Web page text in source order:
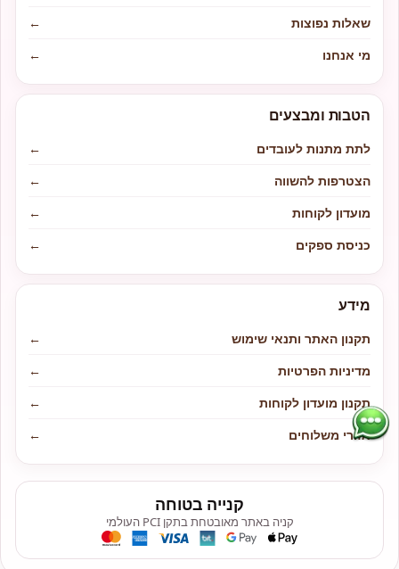
שאלות נפוצות
←
מי אנחנו
←
הטבות ומבצעים
לתת מתנות לעובדים
←
הצטרפות להשווה
←
מועדון לקוחות
←
כניסת ספקים
←
מידע
תקנון האתר ותנאי שימוש
←
מדיניות הפרטיות
←
תקנון מועדון לקוחות
←
אזורי משלוחים
←
קנייה בטוחה
קניה באתר מאובטחת בתקן PCI העולמי